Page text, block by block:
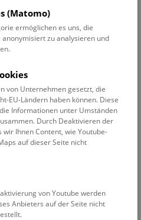
Suche
ist das NHM Wien
Ausnahmen finden sie
(Matomo)
ermöglichen es uns, die
anonymisiert zu analysieren und
von Unternehmen gesetzt, die
EU-Ländern haben können. Diese
Informationen unter Umständen
Durch Deaktivieren der
Ihnen Content, wie Youtube-
auf dieser Seite nicht
von Youtube werden
Anbieters auf der Seite nicht